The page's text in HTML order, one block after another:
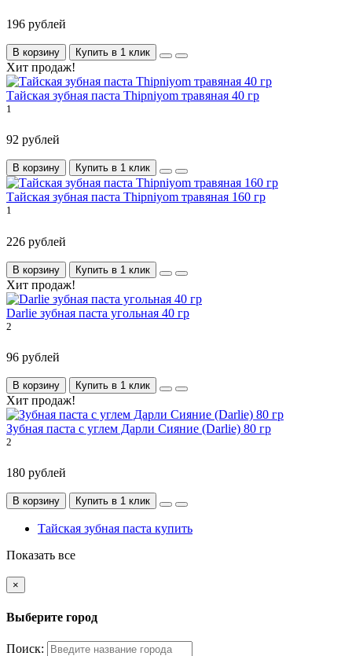
196 рублей
В корзину Купить в 1 клик
Хит продаж!
Тайская зубная паста Thipniyom травяная 40 гр
1
92 рублей
В корзину Купить в 1 клик
Тайская зубная паста Thipniyom травяная 160 гр
1
226 рублей
В корзину Купить в 1 клик
Хит продаж!
Darlie зубная паста угольная 40 гр
2
96 рублей
В корзину Купить в 1 клик
Хит продаж!
Зубная паста с углем Дарли Сияние (Darlie) 80 гр
2
180 рублей
В корзину Купить в 1 клик
Тайская зубная паста купить
Показать все
×
Выберите город
Поиск: